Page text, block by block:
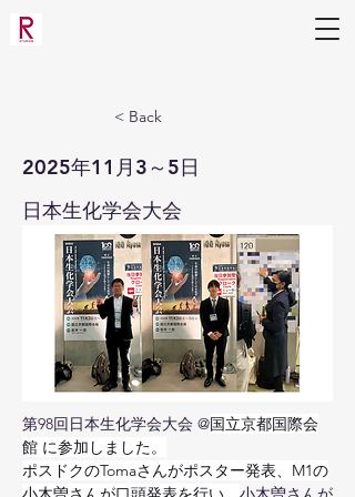
< Back
2025年11月3～5日
日本生化学会大会
第98回日本生化学会大会 @国立京都国際会
館 に参加しました。
ポスドクのTomaさんがポスター発表、M1の